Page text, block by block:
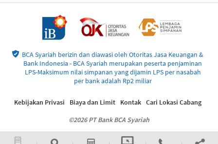
BCA Syariah berizin dan diawasi oleh Otoritas Jasa Keuangan &
Bank Indonesia - BCA Syariah merupakan peserta penjaminan
LPS-Maksimum nilai simpanan yang dijamin LPS per nasabah
per bank adalah Rp2 miliar
©2026 PT Bank BCA Syariah
Kebijakan Privasi Biaya dan Limit Kontak Cari Lokasi Cabang